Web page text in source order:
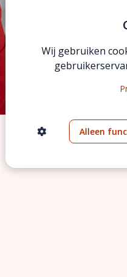
weer grip op je
Wij gebruiken
Alleen